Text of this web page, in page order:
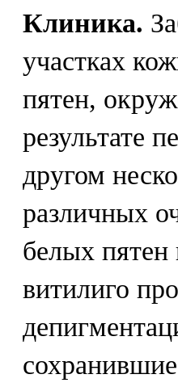
Клиника.
участках
пятен,
результате
другом
различных
белых пятен
витилиго